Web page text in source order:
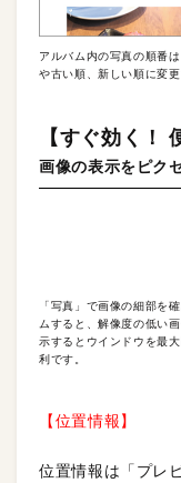
アルバム内の写真の順番
や古い順、新しい順に変更
【すぐ効く！
画像の表示をピク
「写真」で画像の細部を
ムすると、解像度の低い
示するとウインドウを最
利です。
【位置情報】
位置情報は「プレ